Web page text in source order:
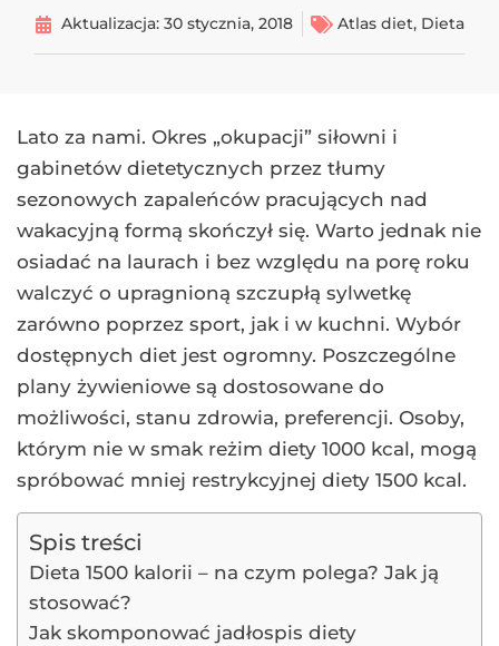
Aktualizacja: 30 stycznia, 2018 Atlas diet, Dieta
Lato za nami. Okres „okupacji” siłowni i
gabinetów dietetycznych przez tłumy
sezonowych zapaleńców pracujących nad
wakacyjną formą skończył się. Warto jednak nie
osiadać na laurach i bez względu na porę roku
walczyć o upragnioną szczupłą sylwetkę
zarówno poprzez sport, jak i w kuchni. Wybór
dostępnych diet jest ogromny. Poszczególne
plany żywieniowe są dostosowane do
możliwości, stanu zdrowia, preferencji. Osoby,
którym nie w smak reżim diety 1000 kcal, mogą
spróbować mniej restrykcyjnej diety 1500 kcal.
Spis treści
Dieta 1500 kalorii – na czym polega? Jak ją
stosować?
Jak skomponować jadłospis diety